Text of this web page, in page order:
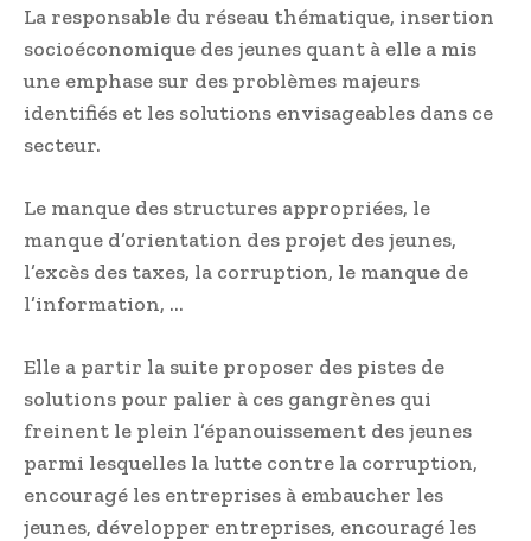
La responsable du réseau thématique, insertion
socioéconomique des jeunes quant à elle a mis
une emphase sur des problèmes majeurs
identifiés et les solutions envisageables dans ce
secteur.
Le manque des structures appropriées, le
manque d’orientation des projet des jeunes,
l’excès des taxes, la corruption, le manque de
l’information, …
Elle a partir la suite proposer des pistes de
solutions pour palier à ces gangrènes qui
freinent le plein l’épanouissement des jeunes
parmi lesquelles la lutte contre la corruption,
encouragé les entreprises à embaucher les
jeunes, développer entreprises, encouragé les